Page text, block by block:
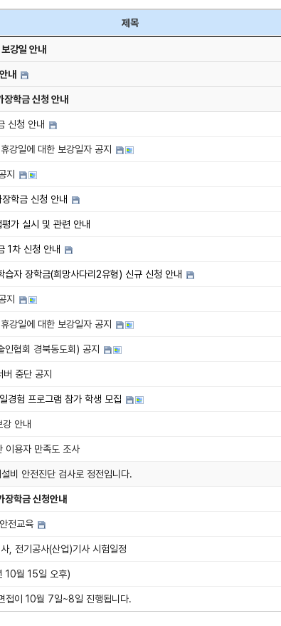
제목
강일 안내
내
학금 신청 안내
신청 안내
강일에 대한 보강일자 공지
지
학금 신청 안내
가 실시 및 관련 안내
1차 신청 안내
자 장학금(희망사다리2유형) 신규 신청 안내
지
강일에 대한 보강일자 공지
인협회 경북동도회) 공지
중단 공지
경험 프로그램 참가 학생 모집
안내
이용자 만족도 조사
비 안전진단 검사로 정전입니다.
학금 신청안내
전교육
, 전기공사(산업)기사 시험일정
10월 15일 오후)
접이 10월 7일~8일 진행됩니다.